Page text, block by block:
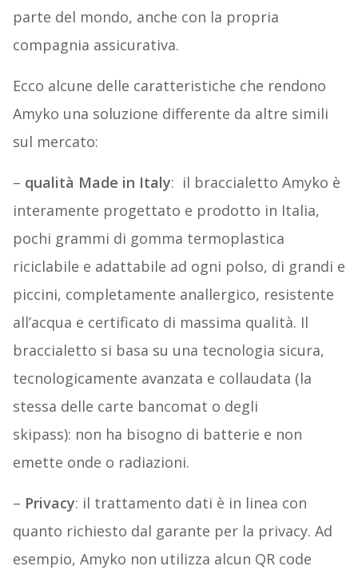
parte del mondo, anche con la propria
compagnia assicurativa.
Ecco alcune delle caratteristiche che rendono
Amyko una soluzione differente da altre simili
sul mercato:
– qualità Made in Italy: il braccialetto Amyko è
interamente progettato e prodotto in Italia,
pochi grammi di gomma termoplastica
riciclabile e adattabile ad ogni polso, di grandi e
piccini, completamente anallergico, resistente
all’acqua e certificato di massima qualità. Il
braccialetto si basa su una tecnologia sicura,
tecnologicamente avanzata e collaudata (la
stessa delle carte bancomat o degli
skipass): non ha bisogno di batterie e non
emette onde o radiazioni.
– Privacy: il trattamento dati è in linea con
quanto richiesto dal garante per la privacy. Ad
esempio, Amyko non utilizza alcun QR code